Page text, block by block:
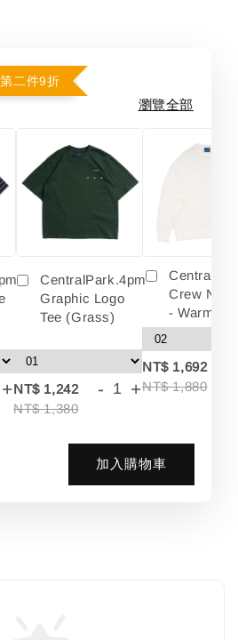
二件9折
瀏覽全部
+
CentralPark.4pm
Graphic Logo
Tee (Grass)
NT$ 1,242
NT$ 1,380
- +
Crew
- Warm
NT$ 1,692
NT$ 1,880
加入購物車